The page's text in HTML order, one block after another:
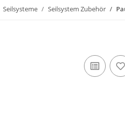
Seilsysteme Seilsystem Zubehör